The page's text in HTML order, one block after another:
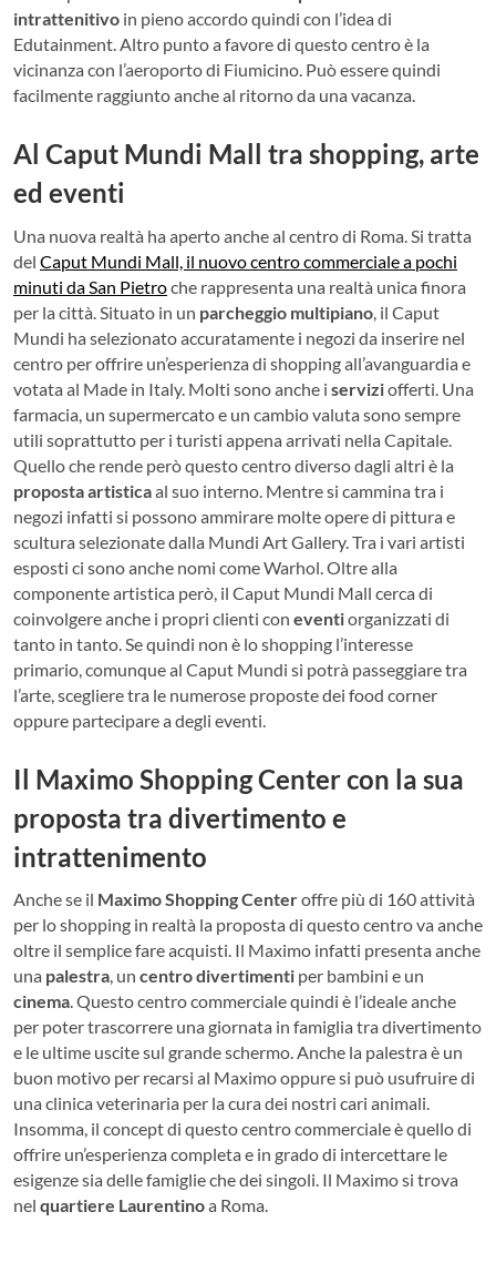
intrattenitivo in pieno accordo quindi con l’idea di
Edutainment. Altro punto a favore di questo centro è la
vicinanza con l’aeroporto di Fiumicino. Può essere quindi
facilmente raggiunto anche al ritorno da una vacanza.
Al Caput Mundi Mall tra shopping, arte
ed eventi
Una nuova realtà ha aperto anche al centro di Roma. Si tratta
del Caput Mundi Mall, il nuovo centro commerciale a pochi
minuti da San Pietroche rappresenta una realtà unica finora
per la città. Situato in un parcheggio multipiano , il Caput
Mundi ha selezionato accuratamente i negozi da inserire nel
centro per offrire un’esperienza di shopping all’avanguardia e
votata al Made in Italy. Molti sono anche i serviziofferti. Una
farmacia, un supermercato e un cambio valuta sono sempre
utili soprattutto per i turisti appena arrivati nella Capitale.
Quello che rende però questo centro diverso dagli altri è la
proposta artisticaal suo interno. Mentre si cammina tra i
negozi infatti si possono ammirare molte opere di pittura e
scultura selezionate dalla Mundi Art Gallery. Tra i vari artisti
esposti ci sono anche nomi come Warhol. Oltre alla
componente artistica però, il Caput Mundi Mall cerca di
coinvolgere anche i propri clienti con eventiorganizzati di
tanto in tanto. Se quindi non è lo shopping l’interesse
primario, comunque al Caput Mundi si potrà passeggiare tra
l’arte, scegliere tra le numerose proposte dei food corner
oppure partecipare a degli eventi.
Il Maximo Shopping Center con la sua
proposta tra divertimento e
intrattenimento
Anche se il Maximo Shopping Centeroffre più di 160 attività
per lo shopping in realtà la proposta di questo centro va anche
oltre il semplice fare acquisti. Il Maximo infatti presenta anche
una palestra, un centro divertimenti per bambini e un
cinema. Questo centro commerciale quindi è l’ideale anche
per poter trascorrere una giornata in famiglia tra divertimento
e le ultime uscite sul grande schermo. Anche la palestra è un
buon motivo per recarsi al Maximo oppure si può usufruire di
una clinica veterinaria per la cura dei nostri cari animali.
Insomma, il concept di questo centro commerciale è quello di
offrire un’esperienza completa e in grado di intercettare le
esigenze sia delle famiglie che dei singoli. Il Maximo si trova
nel quartiere Laurentinoa Roma.